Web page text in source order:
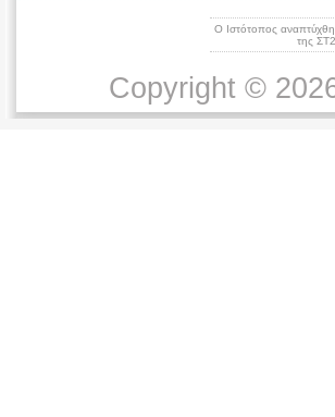
Ο Ιστότοπος
της
Copyright ©